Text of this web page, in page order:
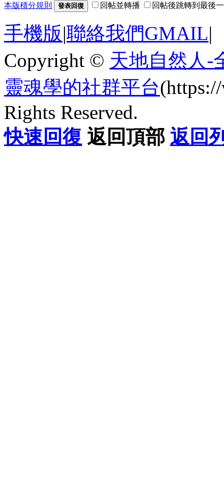
本版積分規則 發表回復 回帖並轉播 回帖後跳轉到最後
手機版|聯絡我們GMAIL|
Copyright © 天地自然人-
靈魂學的社群平台
Rights Reserved.
快速回復 返回頂部 返回